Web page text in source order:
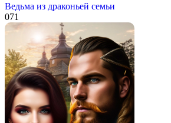
Ведьма из драконьей семьи
071